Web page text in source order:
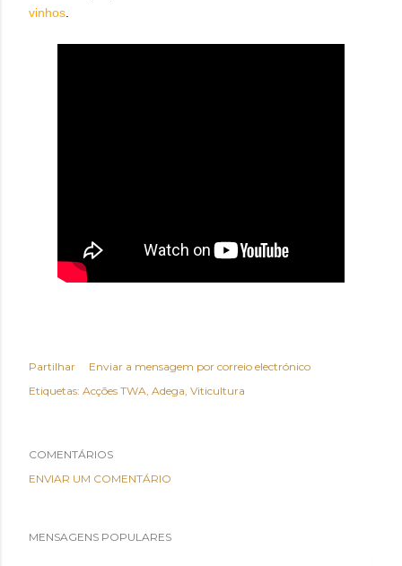
vinhos
Partilhar
Enviar a mensagem por correio electrónico
Etiquetas: Acções TWA Adega Viticultura
COMENTÁRIOS
ENVIAR UM COMENTÁRIO
MENSAGENS POPULARES